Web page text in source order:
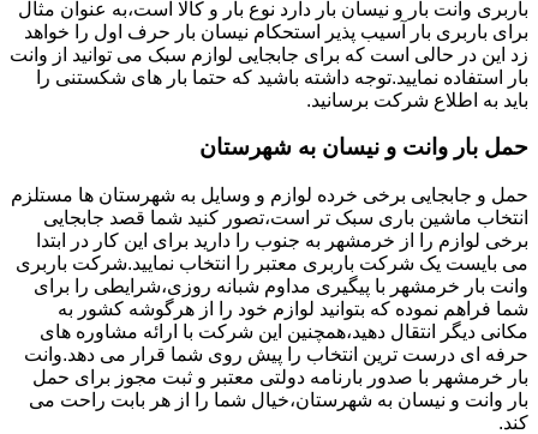
باربری وانت بار و نیسان بار دارد نوع بار و کالا است،به عنوان مثال
برای باربری بار آسیب پذیر استحکام نیسان بار حرف اول را خواهد
زد این در حالی است که برای جابجایی لوازم سبک می توانید از وانت
بار استفاده نمایید.توجه داشته باشید که حتما بار های شکستنی را
باید به اطلاع شرکت برسانید.
حمل بار وانت و نیسان به شهرستان
حمل و جابجایی برخی خرده لوازم و وسایل به شهرستان ها مستلزم
انتخاب ماشین باری سبک تر است،تصور کنید شما قصد جابجایی
برخی لوازم را از خرمشهر به جنوب را دارید برای این کار در ابتدا
می بایست یک شرکت باربری معتبر را انتخاب نمایید.شرکت باربری
وانت بار خرمشهر با پیگیری مداوم شبانه روزی،شرایطی را برای
شما فراهم نموده که بتوانید لوازم خود را از هرگوشه کشور به
مکانی دیگر انتقال دهید،همچنین این شرکت با ارائه مشاوره های
حرفه ای درست ترین انتخاب را پیش روی شما قرار می دهد.وانت
بار خرمشهر با صدور بارنامه دولتی معتبر و ثبت مجوز برای حمل
بار وانت و نیسان به شهرستان،خیال شما را از هر بابت راحت می
کند.